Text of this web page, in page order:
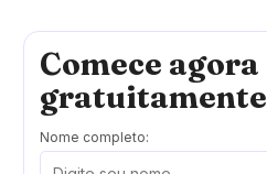
Comece agora
gratuitamente
Nome completo: